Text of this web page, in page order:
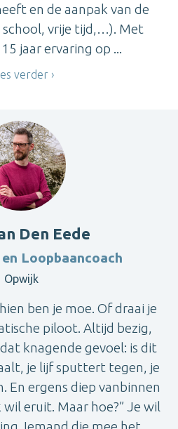
en de aanpak van de
school, vrije tijd,…). Met
jaar ervaring op ...
verder
Den Eede
Loopbaancoach
Opwijk
ben je moe. Of draai je
piloot. Altijd bezig,
knagende gevoel: is dit
je lijf sputtert tegen, je
En ergens diep vanbinnen
eruit. Maar hoe?” Je wil